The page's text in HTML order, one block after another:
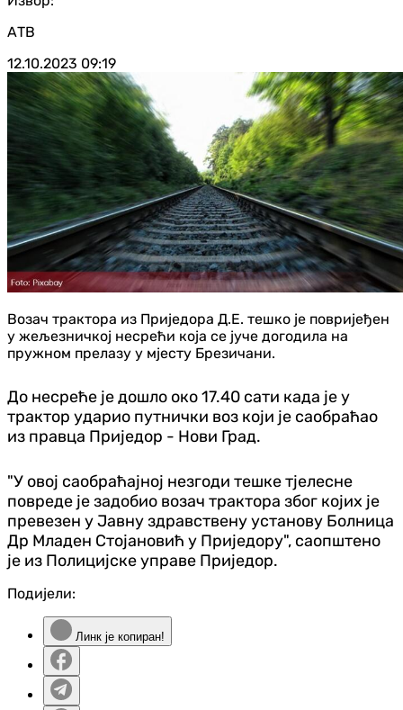
АТВ
12.10.2023 09:19
Возач трактора из Приједора Д.Е. тешко је повријеђен
у жељезничкој несрећи која се јуче догодила на
пружном прелазу у мјесту Брезичани.
До несреће је дошло око 17.40 сати када је у
трактор ударио путнички воз који је саобраћао
из правца Приједор - Нови Град.
"У овој саобраћајној незгоди тешке тјелесне
повреде је задобио возач трактора због којих је
превезен у Јавну здравствену установу Болница
Др Младен Стојановић у Приједору", саопштено
је из Полицијске управе Приједор.
Подијели:
Линк је копиран!